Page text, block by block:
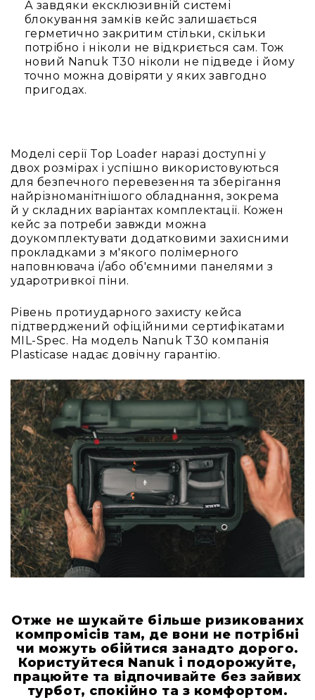
IP
телефонії
Для
офісів
та
колл-
Рішення
для
трансляцій
звуку
Готові
комплекти
для
нарад
Спікерфони
Конференційні
системи
Системи
синхронного
перекладу
Презентаційні/
екскурсійні
системи
Системи
службового
зв'язку
Процесори
звуку
Мікшери
та
консолі
Аудіоінтерфейси
А завдяки ексклюзивній системі
блокування замків кейс залишається
герметично закритим стільки, скільки
потрібно і ніколи не відкриється сам. Тож
новий Nanuk T30 ніколи не підведе і йому
точно можна довіряти у яких завгодно
пригодах.
Моделі серії Top Loader наразі доступні у
двох розмірах і успішно використовуються
для безпечного перевезення та зберігання
найрізноманітнішого обладнання, зокрема
й у складних варіантах комплектації. Кожен
кейс за потреби завжди можна
доукомплектувати додатковими захисними
прокладками з м'якого полімерного
наповнювача і/або об'ємними панелями з
ударотривкої піни.
Рівень протиударного захисту кейса
підтверджений офіційними сертифікатами
MIL-Spec. На модель Nanuk T30 компанія
Plasticase надає довічну гарантію.
Отже не шукайте більше ризикованих
компромісів там, де вони не потрібні
чи можуть обійтися занадто дорого.
Користуйтеся Nanuk і подорожуйте,
працюйте та відпочивайте без зайвих
турбот, спокійно та з комфортом.